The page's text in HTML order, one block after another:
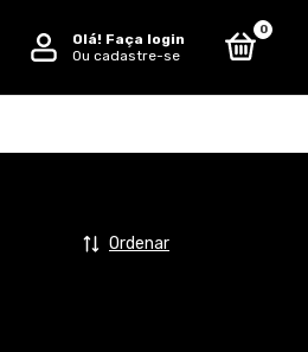
Olá! Faça login
Ou cadastre-se
0
Ordenar